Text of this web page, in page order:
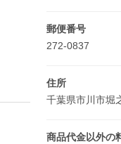
郵便番号
272-0837
住所
千葉県市川市堀
商品代金以外の